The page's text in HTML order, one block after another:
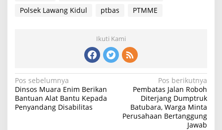
Polsek Lawang Kidul
ptbas PTMME
Ikuti Kami
Navigasi
pos
Pos sebelumnya
Dinsos Muara Enim Berikan
Bantuan Alat Bantu Kepada
Penyandang Disabilitas
Pos berikutnya
Pembatas Jalan Roboh
Diterjang Dumptruk
Batubara, Warga Minta
Perusahaan Bertanggung
Jawab